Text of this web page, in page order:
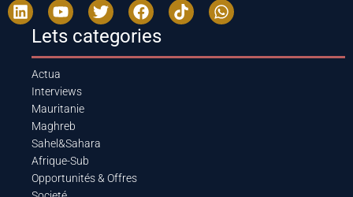
Lets categories
Actua
Interviews
Mauritanie
Maghreb
Sahel&Sahara
Afrique-Sub
Opportunités & Offres